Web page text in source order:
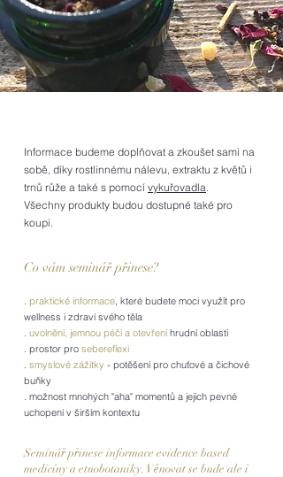
Informace budeme doplňovat a zkoušet sami na
sobě, díky rostlinnému nálevu, extraktu z květů i
trnů růže a také s pomocí vykuřovadla.
Všechny produkty budou dostupné také pro
koupi.
Co vám seminář přinese?
. praktické informace, které budete moci využít pro
wellness i zdraví svého těla
. uvolnění, jemnou péči a otevření hrudní oblasti
. prostor pro sebereflexi
. smyslové zážitky - potěšení pro chuťové a čichové
buňky
. možnost mnohých "aha" momentů a jejich pevné
uchopení v širším kontextu
Seminář přinese informace evidence based
medicíny a etnobotaniky. Věnovat se bude ale i